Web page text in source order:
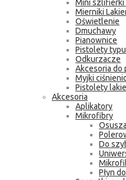
Mini szlifierki
Mierniki
Oświetlenie
Dmuchawy
Pianownice
Pistolety
Odkurzacze
Akcesoria do
Myjki
Pistolety
Akcesoria
Aplikatory
Mikrofibry
Do
Płyn